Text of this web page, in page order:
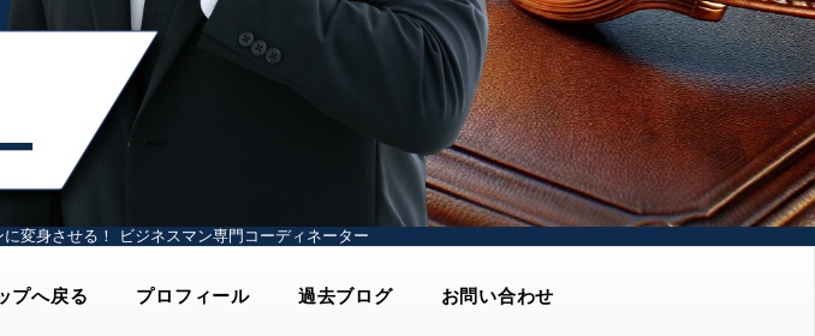
変身させる！ビジネスマン専門コーディネーター
プへ戻る プロフィール 過去ブログ お問い合わせ